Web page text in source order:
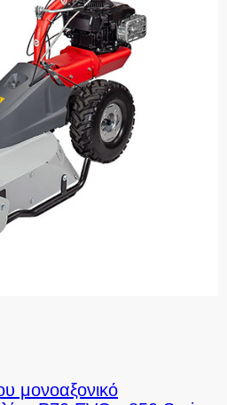
μονοαξονικό